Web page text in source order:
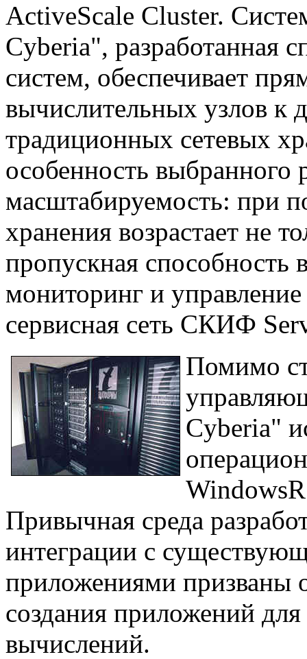
ActiveScale Cluster.
Cyberia", разработанная
систем, обеспечивает
вычислительных узлов к
традиционных сетевых
особенность выбранного
масштабируемость: при
хранения возрастает не
пропускная
мониторинг и управление
сервисная сеть СКИФ
Помимо
Cyberia"
Привычная среда
интеграции с
приложениями призваны
создания приложений
вычислений.